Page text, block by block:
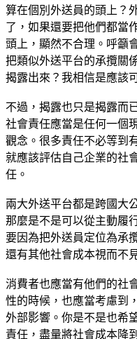
算在個別外送員的頭上？
了，如果還要把他們都當
頭上，顯然不合理。呼籲
把類似外送平台的承攬關
揭露出來？我相信是應該
不過，揭露也只是揭露而
社會責任應當是任何一個
觀念。很多責任不必等到
就應該評估自己企業的社
任。
兩大外送平台都是跨國大
那麼是不是可以從主動履
要因為把外送員定位為承
還有其他社會成本視而不
消費者也應當有他們的社
性的時候，也應當考慮到
外部影響。你是不是也希
責任，盡量將社會成本降